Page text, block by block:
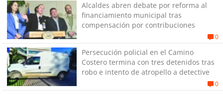
Alcaldes abren debate por reforma al
financiamiento municipal tras
compensación por contribuciones
0
Persecución policial en el Camino
Costero termina con tres detenidos tras
robo e intento de atropello a detective
0